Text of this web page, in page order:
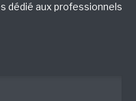
dédié aux professionnels